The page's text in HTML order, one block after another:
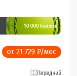
10 000 баллов
от 21 729 ₽/мес
Передний